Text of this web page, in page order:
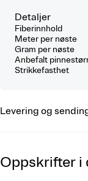
Detaljer
Fiberinnhold
Meter per nøste
Gram per nøste
Anbefalt
Strikkefasthet
Levering og
Oppskrifter i